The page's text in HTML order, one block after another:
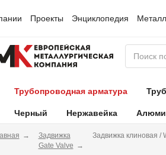
Проекты Энциклопедия
Трубопроводная арматура
Черный Нержавейка
Задвижка
Gate Valve
Задвижка клиновая /